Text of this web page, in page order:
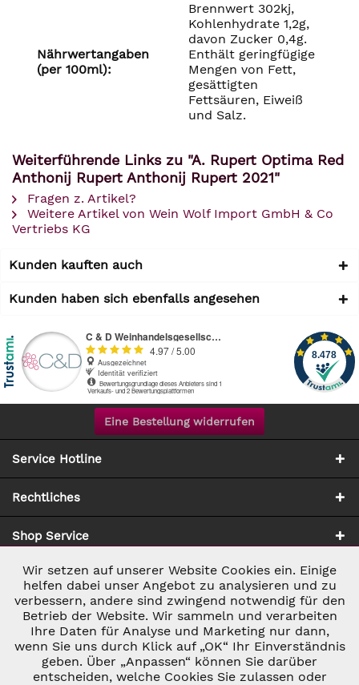
Nährwertangaben
(per 100ml):
Brennwert 302kj,
Kohlenhydrate 1,2g,
davon Zucker 0,4g.
Enthält geringfügige
Mengen von Fett,
gesättigten
Fettsäuren, Eiweiß
und Salz.
Weiterführende Links zu "A. Rupert Optima Red
Anthonij Rupert Anthonij Rupert 2021"
Fragen z. Artikel?
Weitere Artikel von Wein Wolf Import GmbH & Co
Vertriebs KG
Kunden kauften auch
Kunden haben sich ebenfalls angesehen
Eine Bestellung widerrufen
Service Hotline
Rechtliches
Shop Service
Zahlung & Versand
Notwendig Aktiv
Marketing Inaktiv
Tracking Inaktiv
Wir setzen auf unserer Website Cookies ein. Einige
helfen dabei unser Angebot zu analysieren und zu
verbessern, andere sind zwingend notwendig für den
Betrieb der Website. Wir sammeln und verarbeiten
Ihre Daten für Analyse und Marketing nur dann,
wenn Sie uns durch Klick auf „OK“ Ihr Einverständnis
geben. Über „Anpassen“ können Sie darüber
entscheiden, welche Cookies Sie zulassen oder